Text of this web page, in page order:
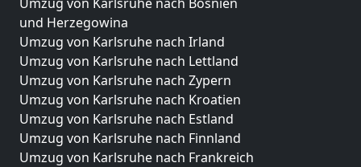
und Herzegowina
Umzug von Karlsruhe nach Irland
Umzug von Karlsruhe nach Lettland
Umzug von Karlsruhe nach Zypern
Umzug von Karlsruhe nach Kroatien
Umzug von Karlsruhe nach Estland
Umzug von Karlsruhe nach Finnland
Umzug von Karlsruhe nach Frankreich